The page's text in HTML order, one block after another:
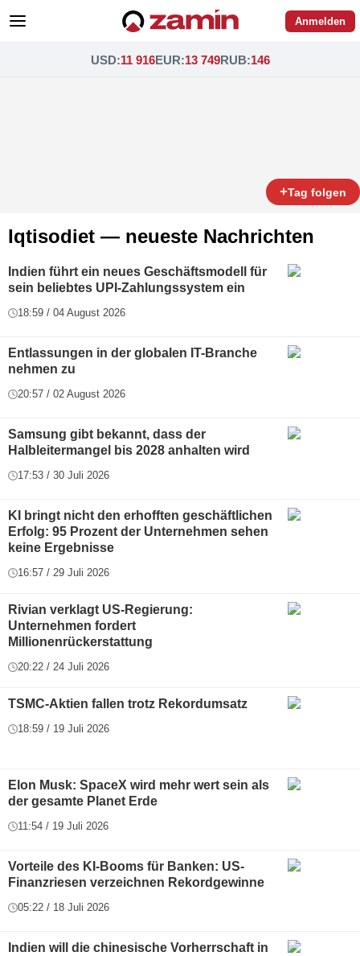
Anmelden
USD:11 916EUR:13 749RUB:146
+Tag folgen
Iqtisodiet — neueste Nachrichten
Indien führt ein neues Geschäftsmodell für
sein beliebtes UPI-Zahlungssystem ein
18:59 / 04 August 2026
Entlassungen in der globalen IT-Branche
nehmen zu
20:57 / 02 August 2026
Samsung gibt bekannt, dass der
Halbleitermangel bis 2028 anhalten wird
17:53 / 30 Juli 2026
KI bringt nicht den erhofften geschäftlichen
Erfolg: 95 Prozent der Unternehmen sehen
keine Ergebnisse
16:57 / 29 Juli 2026
Rivian verklagt US-Regierung:
Unternehmen fordert
Millionenrückerstattung
20:22 / 24 Juli 2026
TSMC-Aktien fallen trotz Rekordumsatz
18:59 / 19 Juli 2026
Elon Musk: SpaceX wird mehr wert sein als
der gesamte Planet Erde
11:54 / 19 Juli 2026
Vorteile des KI-Booms für Banken: US-
Finanzriesen verzeichnen Rekordgewinne
05:22 / 18 Juli 2026
Indien will die chinesische Vorherrschaft in